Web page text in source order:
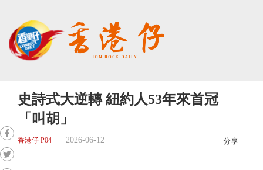
史詩式大逆轉 紐約人53年來首冠
「叫胡」
香港仔 P04 2026-06-12 分享